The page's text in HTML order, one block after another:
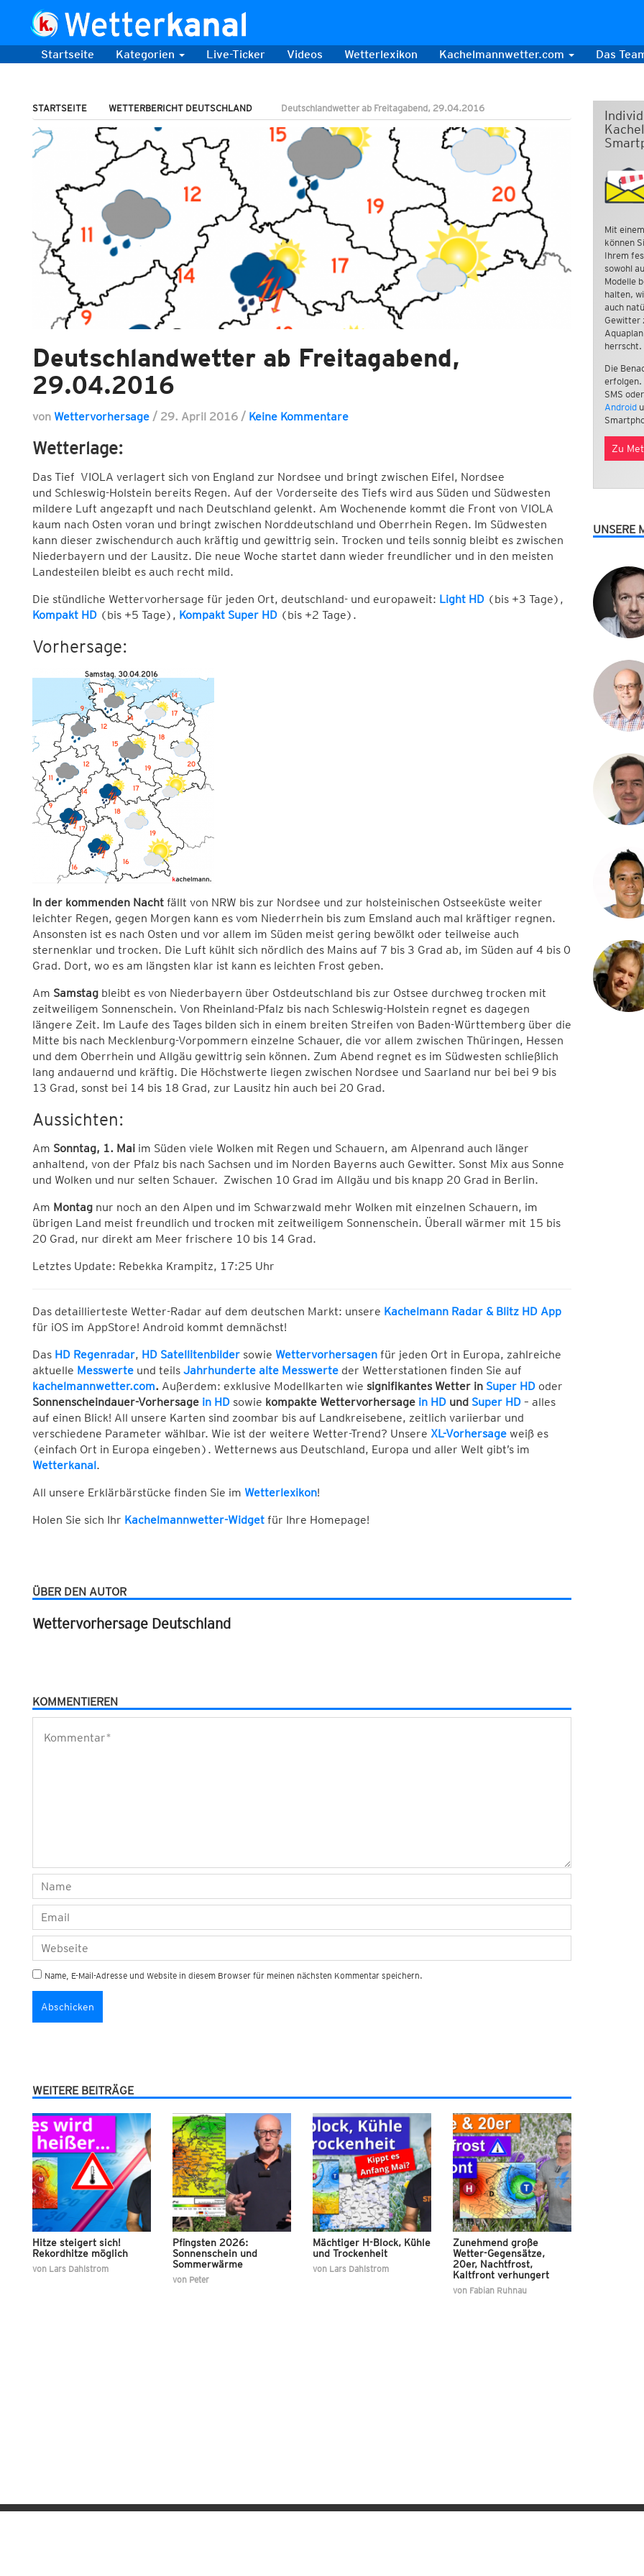
Startseite Kategorien Live-Ticker Videos Wetterlexikon Kachelmannwetter.com Das
STARTSEITE WETTERBERICHT DEUTSCHLAND Deutschlandwetter ab Freitagabend, 29.04.2016
Deutschlandwetter ab Freitagabend,
29.04.2016
von Wettervorhersage / 29. April 2016 / Keine Kommentare
Wetterlage:
Das Tief VIOLA verlagert sich von England zur Nordsee und bringt zwischen Eifel, Nordsee
und Schleswig-Holstein bereits Regen. Auf der Vorderseite des Tiefs wird aus Süden und Südwesten
mildere Luft angezapft und nach Deutschland gelenkt. Am Wochenende kommt die Front von VIOLA
kaum nach Osten voran und bringt zwischen Norddeutschland und Oberrhein Regen. Im Südwesten
kann dieser zwischendurch auch kräftig und gewittrig sein. Trocken und teils sonnig bleibt es zwischen
Niederbayern und der Lausitz. Die neue Woche startet dann wieder freundlicher und in den meisten
Landesteilen bleibt es auch recht mild.
Die stündliche Wettervorhersage für jeden Ort, deutschland- und europaweit: Light HD(bis +3 Tage),
Kompakt HD(bis +5 Tage), Kompakt Super HD(bis +2 Tage).
Vorhersage:
In der kommenden Nachtfällt von NRW bis zur Nordsee und zur holsteinischen Ostseeküste weiter
leichter Regen, gegen Morgen kann es vom Niederrhein bis zum Emsland auch mal kräftiger regnen.
Ansonsten ist es nach Osten und vor allem im Süden meist gering bewölkt oder teilweise auch
sternenklar und trocken. Die Luft kühlt sich nördlich des Mains auf 7 bis 3 Grad ab, im Süden auf 4 bis 0
Grad. Dort, wo es am längsten klar ist kann es leichten Frost geben.
Am Samstagbleibt es von Niederbayern über Ostdeutschland bis zur Ostsee durchweg trocken mit
zeitweiligem Sonnenschein. Von Rheinland-Pfalz bis nach Schleswig-Holstein regnet es dagegen
längere Zeit. Im Laufe des Tages bilden sich in einem breiten Streifen von Baden-Württemberg über die
Mitte bis nach Mecklenburg-Vorpommern einzelne Schauer, die vor allem zwischen Thüringen, Hessen
und dem Oberrhein und Allgäu gewittrig sein können. Zum Abend regnet es im Südwesten schließlich
lang andauernd und kräftig. Die Höchstwerte liegen zwischen Nordsee und Saarland nur bei bei 9 bis
13 Grad, sonst bei 14 bis 18 Grad, zur Lausitz hin auch bei 20 Grad.
Aussichten:
Am Sonntag, 1. Maiim Süden viele Wolken mit Regen und Schauern, am Alpenrand auch länger
anhaltend, von der Pfalz bis nach Sachsen und im Norden Bayerns auch Gewitter. Sonst Mix aus Sonne
und Wolken und nur selten Schauer. Zwischen 10 Grad im Allgäu und bis knapp 20 Grad in Berlin.
Am Montagnur noch an den Alpen und im Schwarzwald mehr Wolken mit einzelnen Schauern, im
übrigen Land meist freundlich und trocken mit zeitweiligem Sonnenschein. Überall wärmer mit 15 bis
20 Grad, nur direkt am Meer frischere 10 bis 14 Grad.
Letztes Update: Rebekka Krampitz, 17:25 Uhr
Das detaillierteste Wetter-Radar auf dem deutschen Markt: unsere Kachelmann Radar & Blitz HD App
für iOS im AppStore! Android kommt demnächst!
Das HD Regenradar, HD Satellitenbildersowie Wettervorhersagenfür jeden Ort in Europa, zahlreiche
aktuelle Messwerte und teils Jahrhunderte alte Messwerteder Wetterstationen finden Sie auf
kachelmannwetter.com. Außerdem: exklusive Modellkarten wie signifikantes Wetter in Super HDoder
Sonnenscheindauer-Vorhersage in HDsowie kompakte Wettervorhersage in HDund Super HD– alles
auf einen Blick! All unsere Karten sind zoombar bis auf Landkreisebene, zeitlich variierbar und
verschiedene Parameter wählbar. Wie ist der weitere Wetter-Trend? Unsere XL-Vorhersageweiß es
(einfach Ort in Europa eingeben). Wetternews aus Deutschland, Europa und aller Welt gibt’s im
Wetterkanal.
All unsere Erklärbärstücke finden Sie im Wetterlexikon!
Holen Sie sich Ihr Kachelmannwetter-Widgetfür Ihre Homepage!
ÜBER DEN AUTOR
Wettervorhersage Deutschland
KOMMENTIEREN
Name, E-Mail-Adresse und Website in diesem Browser für meinen nächsten Kommentar speichern.
WEITERE BEITRÄGE
Hitze steigert sich!
Rekordhitze möglich
von Lars Dahlstrom
Pfingsten 2026:
Sonnenschein und
Sommerwärme
von Peter
Mächtiger H-Block, Kühle
und Trockenheit
von Lars Dahlstrom
Zunehmend große
Wetter-Gegensätze,
20er, Nachtfrost,
Kaltfront verhungert
von Fabian Ruhnau
Mit
können
Ihrem
sowohl
Modelle
halten,
auch
Gewitter
herrscht.
Die
erfolgen.
SMS
Android
Zu
UNSERE